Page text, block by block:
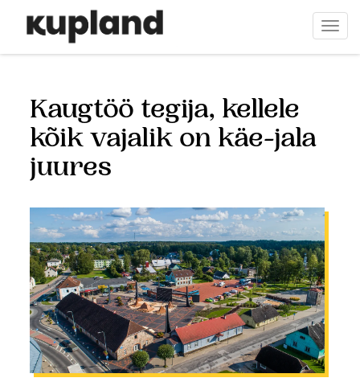
Kaugtöö tegija, kellele
kõik vajalik on käe-jala
juures